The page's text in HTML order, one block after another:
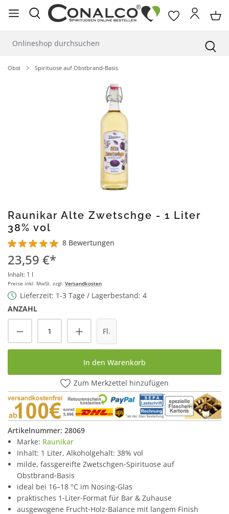
springen
Obst Spirituose auf Obstbrand-Basis
Raunikar Alte Zwetschge - 1 Liter
38% vol
Durchschnittliche Bewertung von 5 von 5 Sternen
8 Bewertungen
23,59 €*
Inhalt: 1 l
Preise inkl. MwSt. zzgl. Versandkosten
Lieferzeit: 1-3 Tage / Lagerbestand: 4
ANZAHL
Produkt Anzahl: Gib den gewünschten
Fl.
In den Warenkorb
Zum Merkzettel hinzufügen
Artikelnummer: 28069
Marke: Raunikar
Inhalt: 1 Liter, Alkoholgehalt: 38% vol
milde, fassgereifte Zwetschgen‑Spirituose auf
Obstbrand‑Basis
ideal bei 16–18 °C im Nosing‑Glas
praktisches 1‑Liter‑Format für Bar & Zuhause
ausgewogene Frucht‑Holz‑Balance mit langem Finish